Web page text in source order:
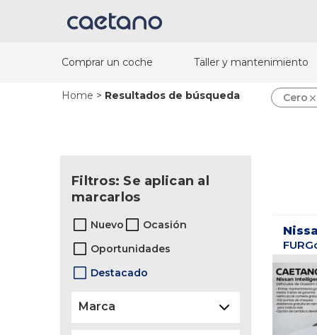
Comprar un coche Taller y mantenimiento
Home > Resultados de búsqueda
Filtros: Se aplican al
marcarlos
Nuevo
Ocasión
Oportunidades
Destacado
Marca
Cero